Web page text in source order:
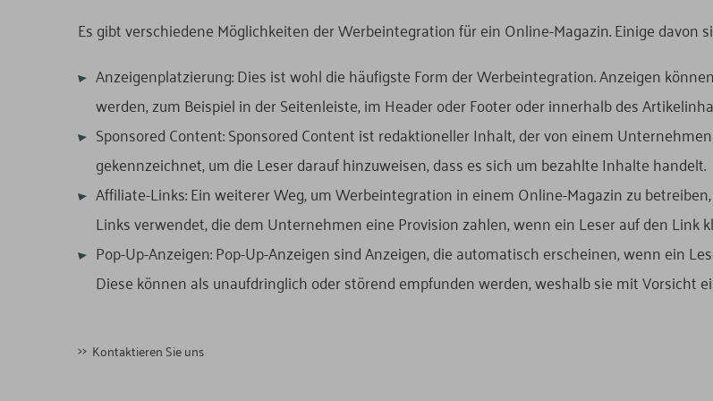
Es gibt verschiedene Möglichkeiten der Werbeintegration für ein Online-Magazin. Einige davon
Anzeigenplatzierung: Dies ist wohl die häufigste Form der Werbeintegration. Anzeigen
werden, zum Beispiel in der Seitenleiste, im Header oder Footer oder innerhalb des
Sponsored Content: Sponsored Content ist redaktioneller Inhalt, der von einem
gekennzeichnet, um die Leser darauf hinzuweisen, dass es sich um bezahlte Inhalte handelt.
Affiliate-Links: Ein weiterer Weg, um Werbeintegration in einem Online-Magazin zu
Links verwendet, die dem Unternehmen eine Provision zahlen, wenn ein Leser auf den Link
Pop-Up-Anzeigen: Pop-Up-Anzeigen sind Anzeigen, die automatisch erscheinen, wenn ein
Diese können als unaufdringlich oder störend empfunden werden, weshalb sie mit Vorsicht
Kontaktieren Sie uns